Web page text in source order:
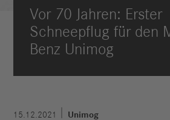
Vor 70 Jahren: Erster
Schneepflug für den
Benz Unimog
15.12.2021 Unimog